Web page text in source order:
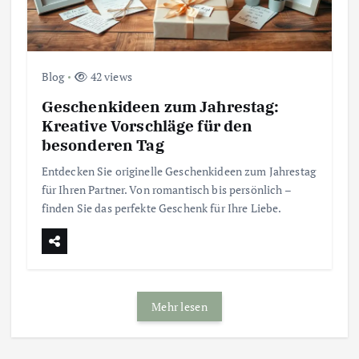
Blog 42 views
Geschenkideen zum Jahrestag:
Kreative Vorschläge für den
besonderen Tag
Entdecken Sie originelle Geschenkideen zum Jahrestag
für Ihren Partner. Von romantisch bis persönlich –
finden Sie das perfekte Geschenk für Ihre Liebe.
Mehr lesen